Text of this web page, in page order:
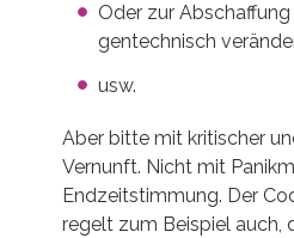
Oder zur
gentechnisch
usw.
Aber bitte mit kritischer
Vernunft. Nicht mit
Endzeitstimmung. Der
regelt zum Beispiel auch,